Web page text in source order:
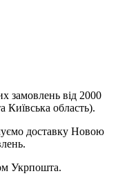
замовлень від 2000
Київська область).
доставку Новою
Укрпошта.